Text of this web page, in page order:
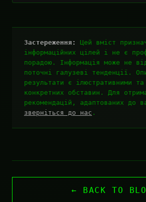
Застереження:
Цей вміст
інформаційних цілей і не є
порадою. Інформація може не
поточні галузеві тенденції.
результати є ілюстративними
конкретних обставин. Для
рекомендацій, адаптованих до
зверніться до нас .
← BACK TO